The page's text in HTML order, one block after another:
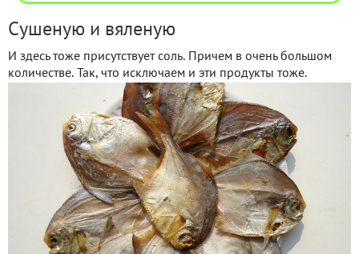
Сушеную и вяленую
И здесь тоже присутствует соль. Причем в очень большом
количестве. Так, что исключаем и эти продукты тоже.